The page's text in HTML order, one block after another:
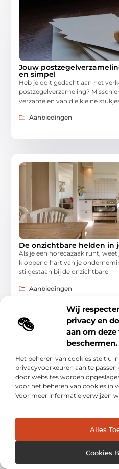
Wij
privacy en
aan om deze
beschermen.
Het beheren van cookies stelt u
privacyvoorkeuren aan te
door websites worden
voor het beheren van cookies in
Voor meer informatie verwijzen
Alles
Cookies
Jouw
en simpel
Heb je ooit gedacht aan het
postzegelverzameling?
verzamelen van die kleine
Aanbiedingen
De onzichtbare helden in
Als je een horecazaak runt,
kloppend hart van je
stilgestaan bij de onzichtbare
Aanbiedingen
gevarieerde landschappen is